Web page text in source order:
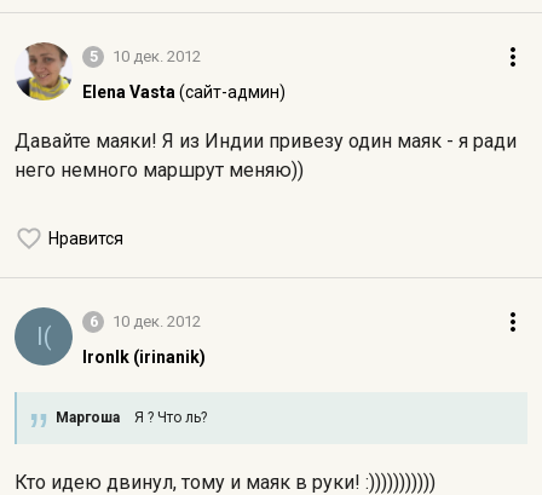
5 10 дек. 2012
Elena Vasta (сайт-админ)
Давайте маяки! Я из Индии привезу один маяк - я ради
него немного маршрут меняю))
Нравится
I( 6 10 дек. 2012
IronIk (irinanik)
Маргоша Я ? Что ль?
Кто идею двинул, тому и маяк в руки! :)))))))))))